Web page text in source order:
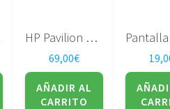
HP Pavilion DV7-1000 507169-001
69,00€
AÑADIR AL
CARRITO